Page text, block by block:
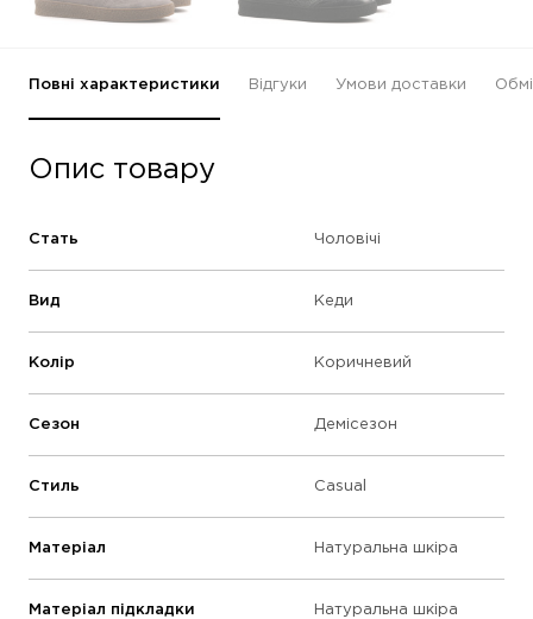
Повні характеристики Відгуки Умови доставки
Опис товару
Стать Чоловічі
Вид Кеди
Колір Коричневий
Сезон Демісезон
Стиль Casual
Матеріал Натуральна шкіра
Матеріал підкладки Натуральна шкіра